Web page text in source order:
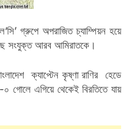
গ্রুপে অপরাজিত চ্যাম্পিয়ন হয়ে
সংযুক্ত আরব আমিরাতকে।
ক্যাপ্টেন কৃষ্ণা রাণির হেডে
গোলে এগিয়ে থেকেই বিরতিতে যায়